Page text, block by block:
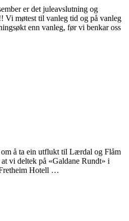
er det juleavslutning og
Vi møtest til vanleg tid og på vanleg
enn vanleg, før vi benkar oss
å ta ein utflukt til Lærdal og Flåm
vi deltek på «Galdane Rundt» i
Hotell …